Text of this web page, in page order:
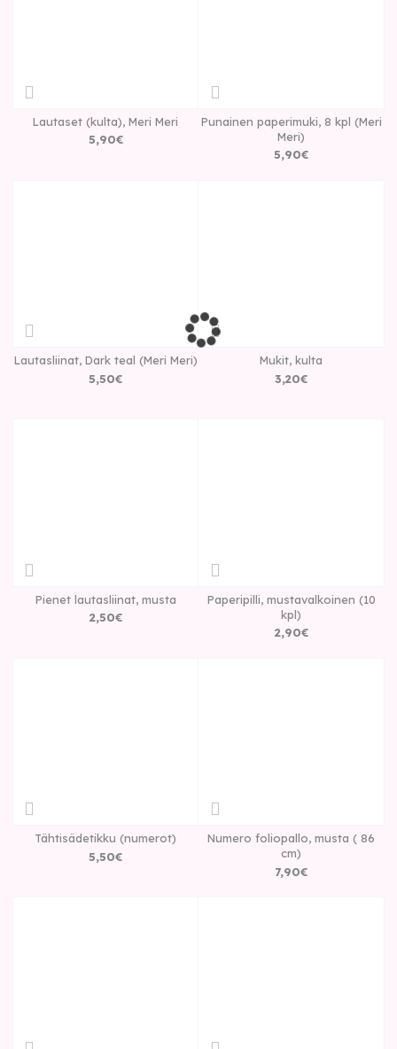
Lautaset (kulta), Meri Meri
5,90€
Punainen paperimuki, 8 kpl (Meri
Meri)
5,90€
Lautasliinat, Dark teal (Meri Meri)
5,50€
Mukit, kulta
3,20€
Pienet lautasliinat, musta
2,50€
Paperipilli, mustavalkoinen (10
kpl)
2,90€
Tähtisädetikku (numerot)
5,50€
Numero foliopallo, musta ( 86
cm)
7,90€